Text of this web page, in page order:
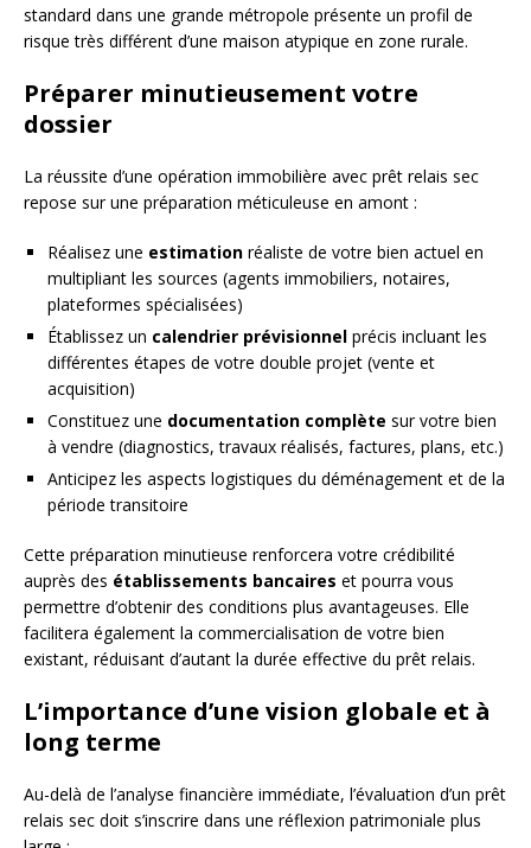
standard dans une grande métropole présente un profil de
risque très différent d’une maison atypique en zone rurale.
Préparer minutieusement votre
dossier
La réussite d’une opération immobilière avec prêt relais sec
repose sur une préparation méticuleuse en amont :
Réalisez une estimation réaliste de votre bien actuel en
multipliant les sources (agents immobiliers, notaires,
plateformes spécialisées)
Établissez un calendrier prévisionnel précis incluant les
différentes étapes de votre double projet (vente et
acquisition)
Constituez une documentation complète sur votre bien
à vendre (diagnostics, travaux réalisés, factures, plans, etc.)
Anticipez les aspects logistiques du déménagement et de la
période transitoire
Cette préparation minutieuse renforcera votre crédibilité
auprès des établissements bancaires et pourra vous
permettre d’obtenir des conditions plus avantageuses. Elle
facilitera également la commercialisation de votre bien
existant, réduisant d’autant la durée effective du prêt relais.
L’importance d’une vision globale et à
long terme
Au-delà de l’analyse financière immédiate, l’évaluation d’un prêt
relais sec doit s’inscrire dans une réflexion patrimoniale plus